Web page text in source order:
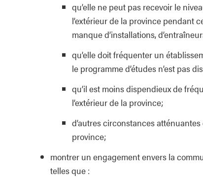
qu’elle ne peut pas recevoir le
l’extérieur de la province pendant
manque d’installations,
qu’elle doit fréquenter un
le programme d’études n’est pas
qu’il est moins dispendieux de
l’extérieur de la province;
d’autres circonstances
province;
montrer un engagement envers la
telles que :